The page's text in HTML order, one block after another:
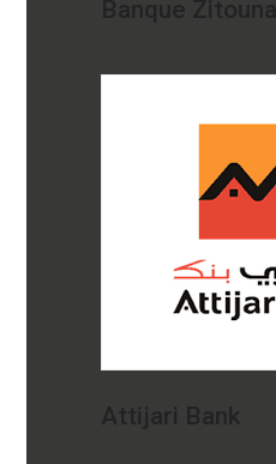
Banque Zitouna
Attijari Bank